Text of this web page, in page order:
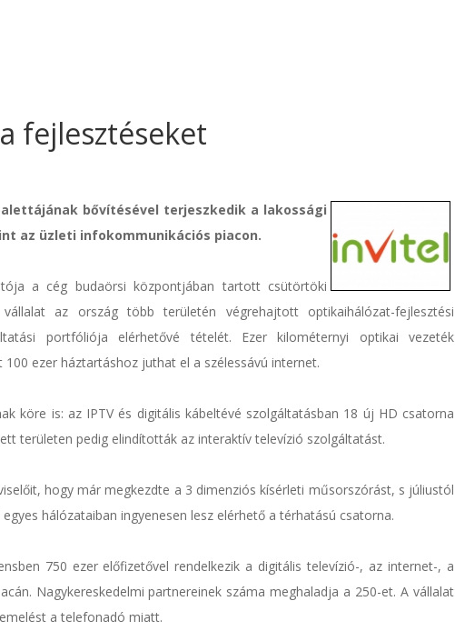
fejlesztéseket
bővítésével terjeszkedik a lakossági
az üzleti infokommunikációs piacon.
a cég budaörsi központjában tartott csütörtöki
az ország több területén végrehajtott optikaihálózat-fejlesztési
portfóliója elérhetővé tételét. Ezer kilométernyi optikai vezeték
ezer háztartáshoz juthat el a szélessávú internet.
köre is: az IPTV és digitális kábeltévé szolgáltatásban 18 új HD csatorna
területen pedig elindították az interaktív televízió szolgáltatást.
hogy már megkezdte a 3 dimenziós kísérleti műsorszórást, s júliustól
hálózataiban ingyenesen lesz elérhető a térhatású csatorna.
750 ezer előfizetővel rendelkezik a digitális televízió-, az internet-, a
Nagykereskedelmi partnereinek száma meghaladja a 250-et. A vállalat
a telefonadó miatt.